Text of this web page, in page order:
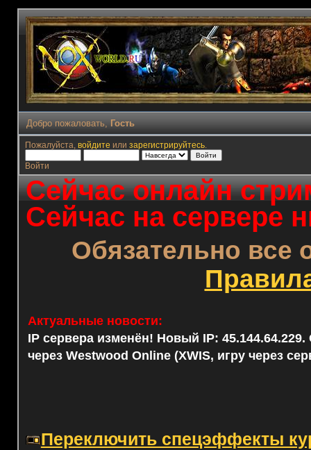
Добро пожаловать, Гость
Пожалуйста, войдите или зарегистрируйтесь.
Войти
Сейчас онлайн
Сейчас на сервере
Обязательно все
Актуальные новости:
IP сервера изменён! Новый IP: 45.144.64.229.
через Westwood Online (XWIS, игру через
Переключить спецэффекты